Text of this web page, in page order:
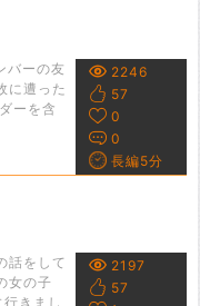
バーの友
に遭った
ーを含
2246
57
0
0
長編5分
話をして
女の子
きまし
2197
57